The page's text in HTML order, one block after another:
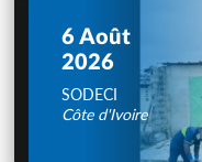
6 Août
2026
SODECI
Côte d'Ivoire